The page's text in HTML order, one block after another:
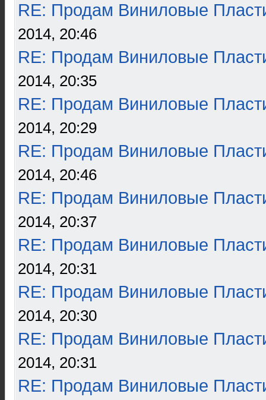
RE: Продам Виниловые
2014, 20:46
RE: Продам Виниловые
2014, 20:35
RE: Продам Виниловые
2014, 20:29
RE: Продам Виниловые
2014, 20:46
RE: Продам Виниловые
2014, 20:37
RE: Продам Виниловые
2014, 20:31
RE: Продам Виниловые
2014, 20:30
RE: Продам Виниловые
2014, 20:31
RE: Продам Виниловые